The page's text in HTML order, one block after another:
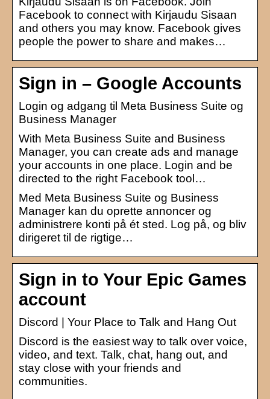
Facebook to connect with Kirjaudu Sisaan
and others you may know. Facebook gives
people the power to share and makes…
Sign in – Google Accounts
Login og adgang til Meta Business Suite og
Business Manager
With Meta Business Suite and Business
Manager, you can create ads and manage
your accounts in one place. Login and be
directed to the right Facebook tool…
Med Meta Business Suite og Business
Manager kan du oprette annoncer og
administrere konti på ét sted. Log på, og bliv
dirigeret til de rigtige…
Sign in to Your Epic Games
account
Discord | Your Place to Talk and Hang Out
Discord is the easiest way to talk over voice,
video, and text. Talk, chat, hang out, and
stay close with your friends and
communities.